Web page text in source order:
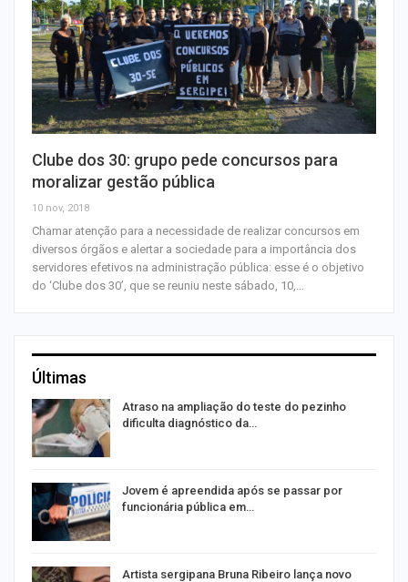
Clube dos 30: grupo pede concursos para
moralizar gestão pública
10 nov, 2018
Chamar atenção para a necessidade de realizar concursos em
diversos órgãos e alertar a sociedade para a importância dos
servidores efetivos na administração pública: esse é o objetivo
do ‘Clube dos 30’, que se reuniu neste sábado, 10,…
Últimas
Atraso na ampliação do teste do pezinho
dificulta diagnóstico da…
Jovem é apreendida após se passar por
funcionária pública em…
Artista sergipana Bruna Ribeiro lança novo